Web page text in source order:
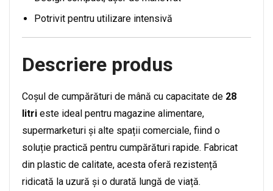
Potrivit pentru utilizare intensivă
Descriere produs
Coșul de cumpărături de mână cu capacitate de 28
litri este ideal pentru magazine alimentare,
supermarketuri și alte spații comerciale, fiind o
soluție practică pentru cumpărături rapide. Fabricat
din plastic de calitate, acesta oferă rezistență
ridicată la uzură și o durată lungă de viață.